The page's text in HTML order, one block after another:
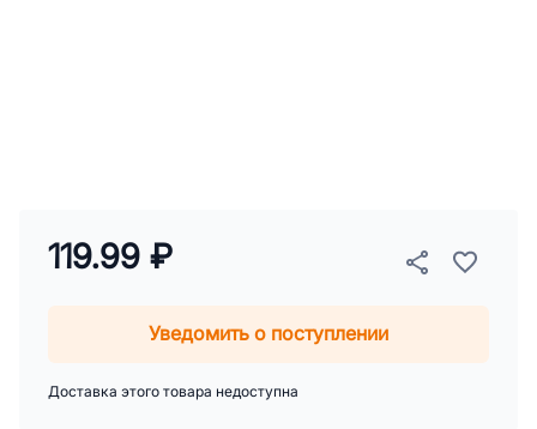
119.99 ₽
Уведомить о поступлении
Доставка этого товара недоступна